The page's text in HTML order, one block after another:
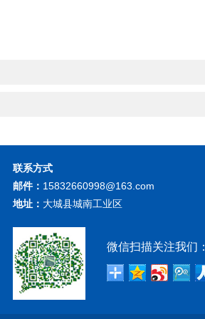
联系方式
邮件： 15832660998@163.com
地址： 大城县城南工业区
微信扫描关注我们：